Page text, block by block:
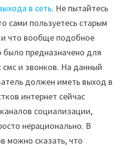
в сеть. Не пытайтесь
сами пользуетесь старым
что вообще подобное
было предназначено для
и звонков. На данный
должен иметь выход в
интернет сейчас
социализации,
нерационально. В
можно сказать, что